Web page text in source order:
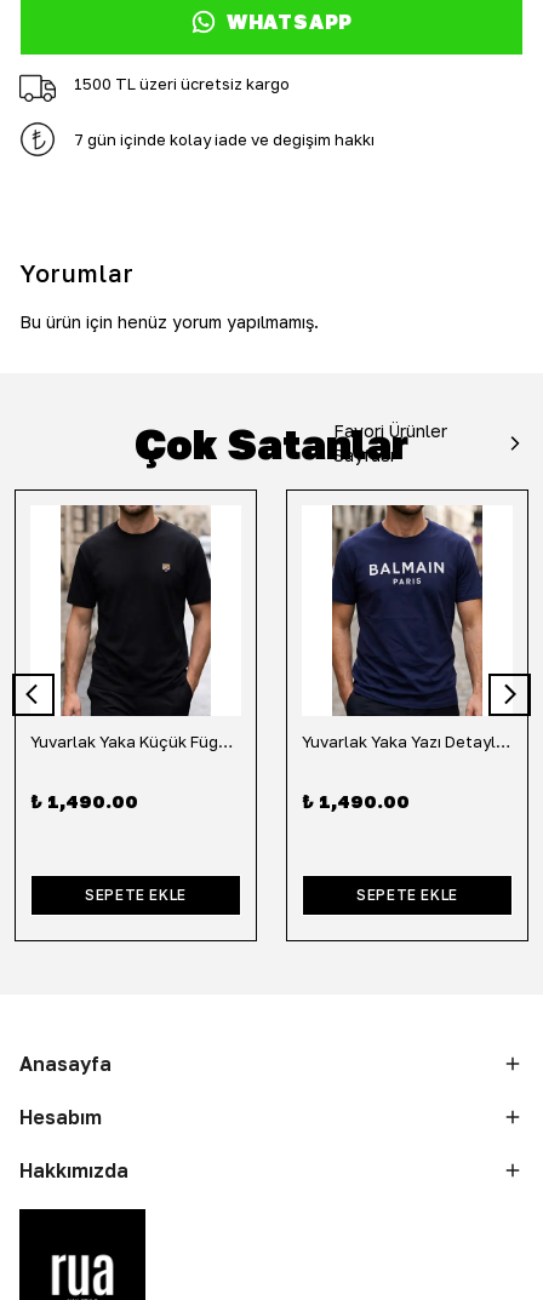
WHATSAPP
1500 TL üzeri ücretsiz kargo
7 gün içinde kolay iade ve değişim hakkı
Yorumlar
Bu ürün için henüz yorum yapılmamış.
Çok Satanlar
Favori Ürünler
Sayfası
Yuvarlak Yaka Küçük Fügür Detaylı Tişört-Siyah
₺ 1,490.00
SEPETE EKLE
Yuvarlak Yaka Yazı Detaylı Tişört-Lacivert
₺ 1,490.00
SEPETE EKLE
Anasayfa
Hesabım
Hakkımızda